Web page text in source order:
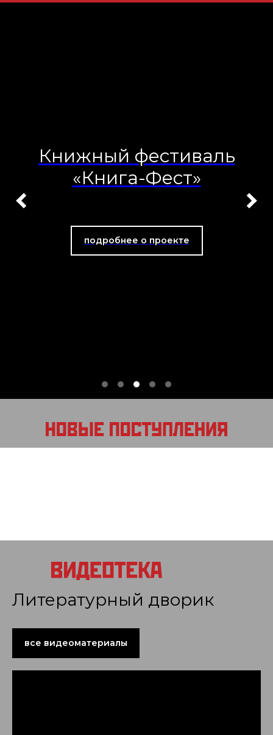
Дети. Книга. Времена
подробнее о проекте
Литературный дворик
все видеоматериалы